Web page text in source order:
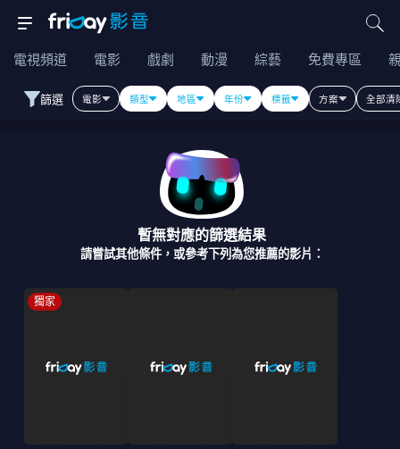
電視頻道 電影 戲劇 動漫 綜藝 免費專區
篩選 電影 類型 地區 年份 標籤 方案 全部清
暫無對應的篩選結果
請嘗試其他條件，或參考下列為您推薦的影片：
獨家